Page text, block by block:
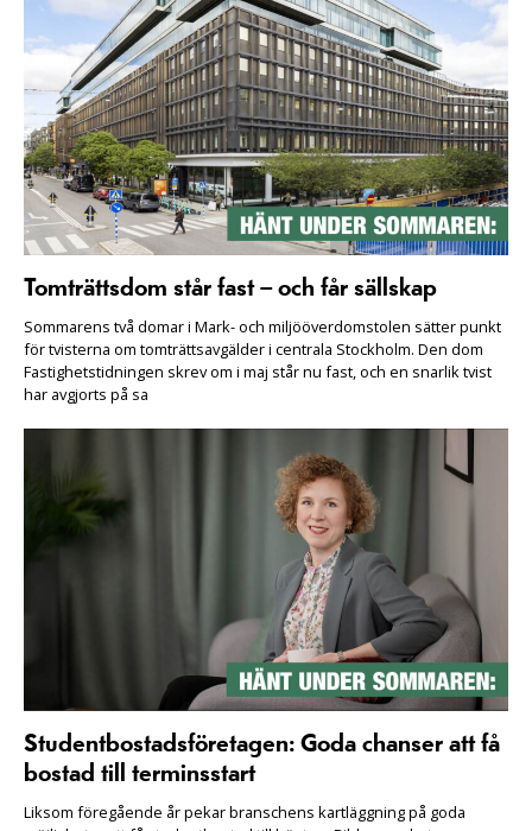
Tomträttsdom står fast – och får sällskap
Sommarens två domar i Mark- och miljööverdomstolen sätter punkt
för tvisterna om tomträttsavgälder i centrala Stockholm. Den dom
Fastighetstidningen skrev om i maj står nu fast, och en snarlik tvist
har avgjorts på sa
Studentbostadsföretagen: Goda chanser att få
bostad till terminsstart
Liksom föregående år pekar branschens kartläggning på goda